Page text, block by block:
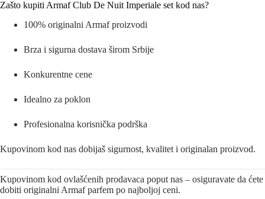
Zašto kupiti Armaf Club De Nuit Imperiale set kod nas?
100% originalni Armaf proizvodi
Brza i sigurna dostava širom Srbije
Konkurentne cene
Idealno za poklon
Profesionalna korisnička podrška
Kupovinom kod nas dobijaš sigurnost, kvalitet i originalan proizvod.
Kupovinom kod ovlašćenih prodavaca poput nas – osiguravate da ćete
dobiti originalni Armaf parfem po najboljoj ceni.